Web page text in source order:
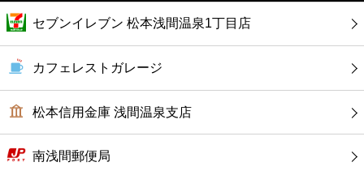
銀行
公共
病院
ホテル
セブンイレブン 松本浅間温泉1丁目店
カフェレストガレージ
松本信用金庫 浅間温泉支店
南浅間郵便局